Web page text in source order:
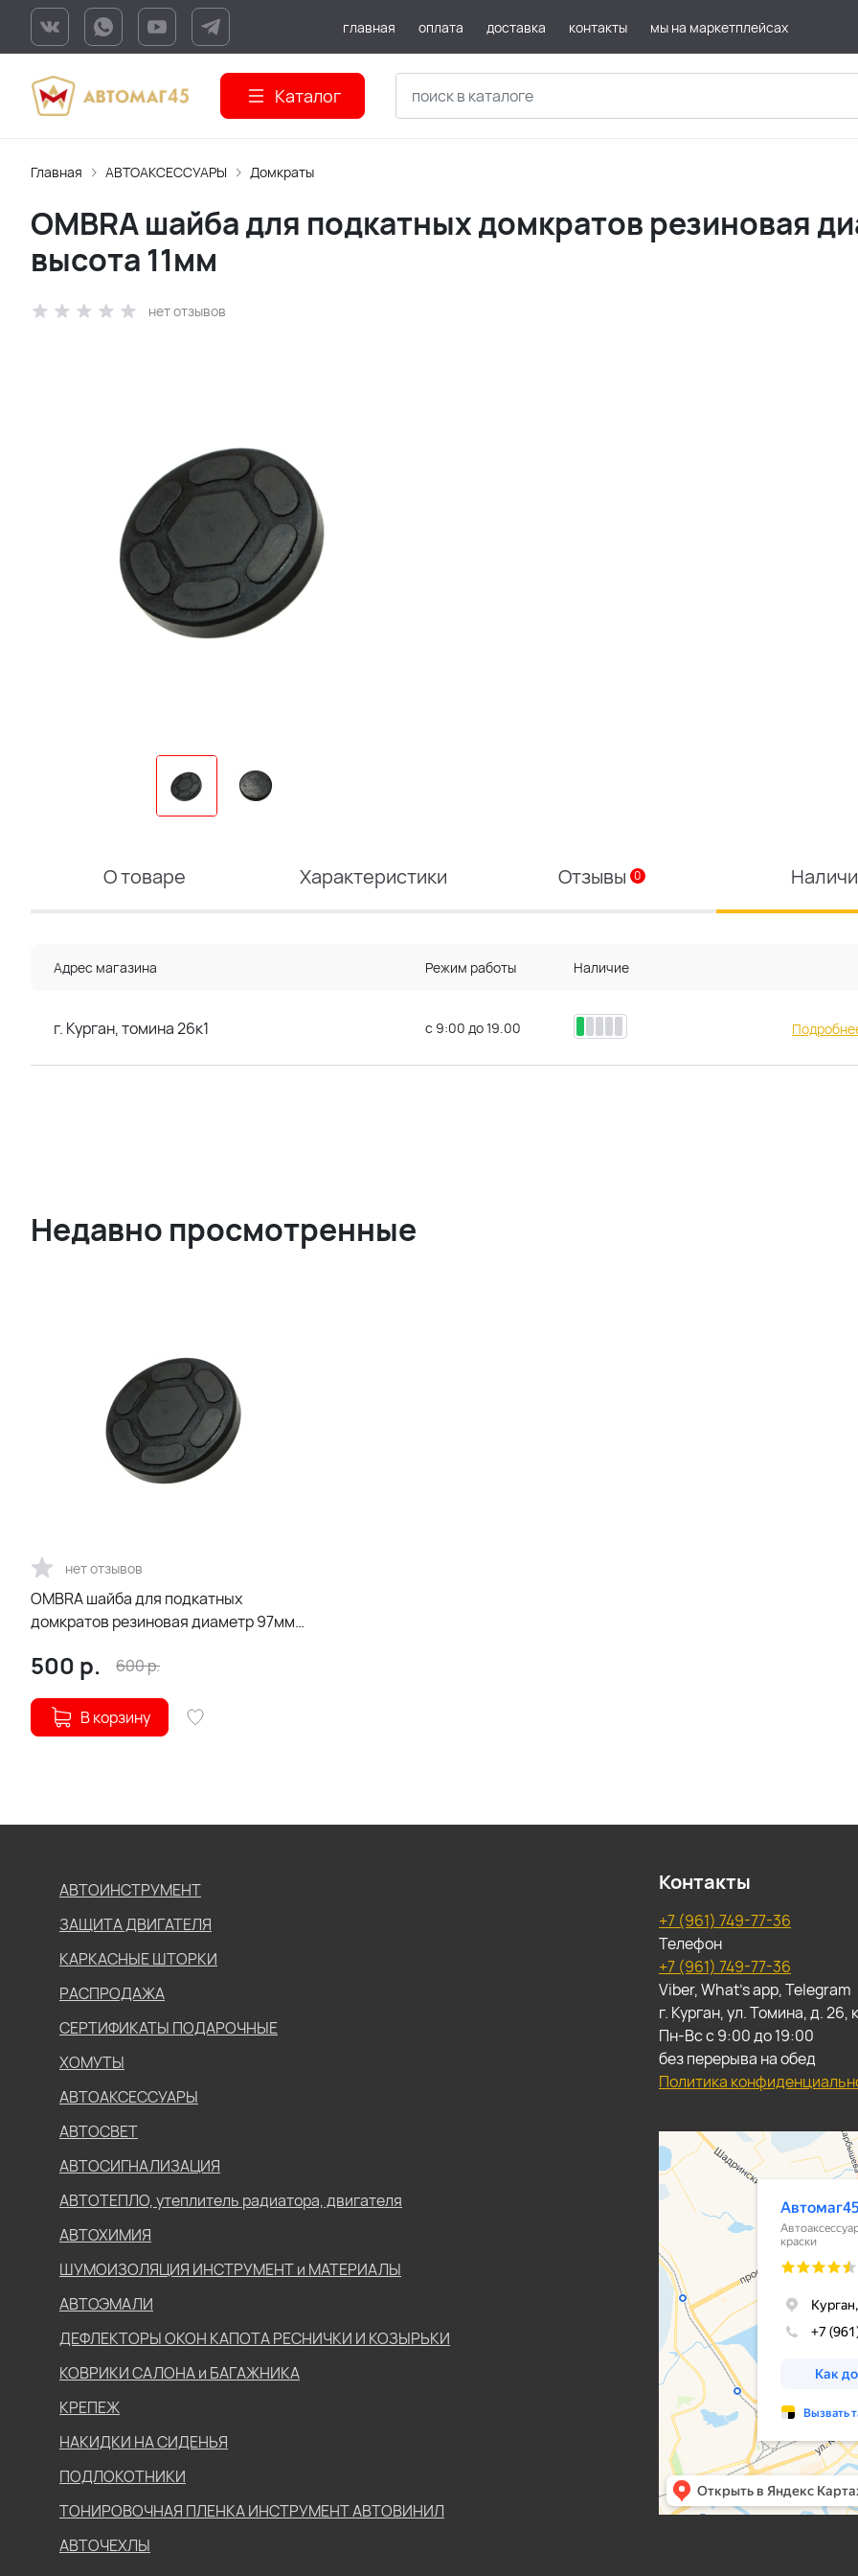
главная оплата доставка контакты мы на маркетплейсах
Каталог
Главная АВТОАКСЕССУАРЫ Домкраты
OMBRA шайба для подкатных домкратов резиновая
высота 11мм
нет отзывов
О товаре Характеристики Отзывы 0
Адрес магазина Режим работы Наличие
г. Курган, томина 26к1 с 9:00 до 19.00
Недавно просмотренные
нет отзывов
OMBRA шайба для подкатных
домкратов резиновая диаметр 97мм
500 р. 600р.
В корзину
АВТОИНСТРУМЕНТ
ЗАЩИТА ДВИГАТЕЛЯ
КАРКАСНЫЕ ШТОРКИ
РАСПРОДАЖА
СЕРТИФИКАТЫ ПОДАРОЧНЫЕ
ХОМУТЫ
АВТОАКСЕССУАРЫ
АВТОСВЕТ
АВТОСИГНАЛИЗАЦИЯ
АВТОТЕПЛО, утеплитель радиатора, двигателя
АВТОХИМИЯ
ШУМОИЗОЛЯЦИЯ ИНСТРУМЕНТ и МАТЕРИАЛЫ
АВТОЭМАЛИ
ДЕФЛЕКТОРЫ ОКОН КАПОТА РЕСНИЧКИ И КОЗЫРЬКИ
КОВРИКИ САЛОНА и БАГАЖНИКА
КРЕПЕЖ
НАКИДКИ НА СИДЕНЬЯ
ПОДЛОКОТНИКИ
ТОНИРОВОЧНАЯ ПЛЕНКА ИНСТРУМЕНТ АВТОВИНИЛ
АВТОЧЕХЛЫ
Контакты
+7 (961) 749-77-36
Телефон
+7 (961) 749-77-36
Viber, What's app, Telegram
г. Курган, ул. Томина, д.
Пн-Вс с 9:00 до 19:00
без перерыва на обед
Политика